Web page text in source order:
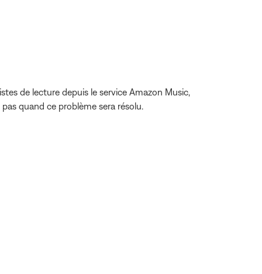
de lecture depuis le service Amazon Music,
quand ce problème sera résolu.